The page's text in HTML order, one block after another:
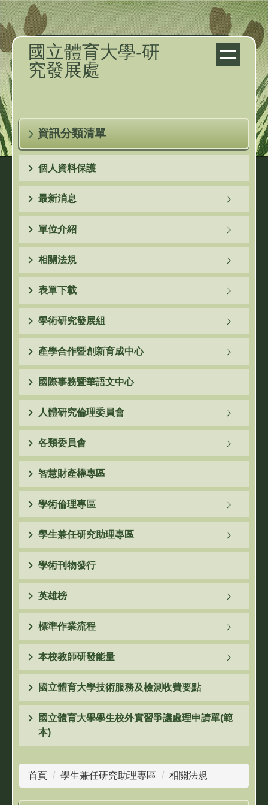
跳
到
主
要
內
容
區
國立體育大學-研
究發展處
資訊分類清單
個人資料保護
最新消息
單位介紹
相關法規
表單下載
學術研究發展組
產學合作暨創新育成中心
國際事務暨華語文中心
人體研究倫理委員會
各類委員會
智慧財產權專區
學術倫理專區
學生兼任研究助理專區
學術刊物發行
英雄榜
標準作業流程
本校教師研發能量
國立體育大學技術服務及檢測收費要點
國立體育大學學生校外實習爭議處理申請單(範
本)
首頁 學生兼任研究助理專區 相關法規